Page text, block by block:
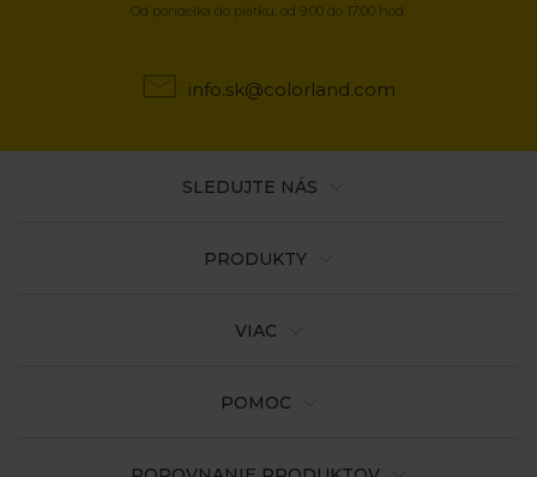
Od pondelka do piatku, od 9:00 do 17:00 hod.
info.sk@colorland.com
PRODUKTY
VIAC
POMOC
SLEDUJTE NÁS